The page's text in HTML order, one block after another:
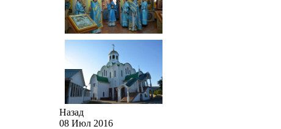
Назад
08 Июл 2016